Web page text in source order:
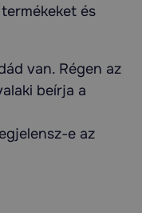
és
van. Régen az
beírja a
e az